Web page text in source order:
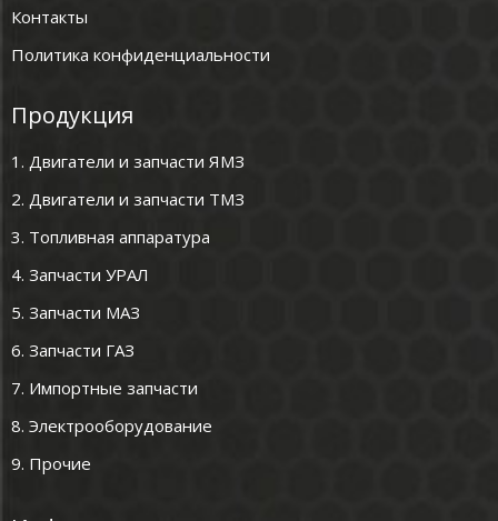
Контакты
Политика конфиденциальности
Продукция
1. Двигатели и запчасти ЯМЗ
2. Двигатели и запчасти ТМЗ
3. Топливная аппаратура
4. Запчасти УРАЛ
5. Запчасти МАЗ
6. Запчасти ГАЗ
7. Импортные запчасти
8. Электрооборудование
9. Прочие